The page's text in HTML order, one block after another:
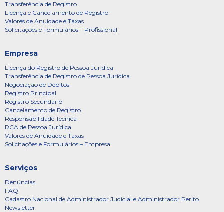
Transferência de Registro
Licença e Cancelamento de Registro
Valores de Anuidade e Taxas
Solicitações e Formulários – Profissional
Empresa
Licença do Registro de Pessoa Jurídica
Transferência de Registro de Pessoa Jurídica
Negociação de Débitos
Registro Principal
Registro Secundário
Cancelamento de Registro
Responsabilidade Técnica
RCA de Pessoa Jurídica
Valores de Anuidade e Taxas
Solicitações e Formulários – Empresa
Serviços
Denúncias
FAQ
Cadastro Nacional de Administrador Judicial e Administrador Perito
Newsletter